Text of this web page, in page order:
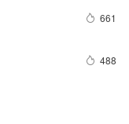
661
488
库